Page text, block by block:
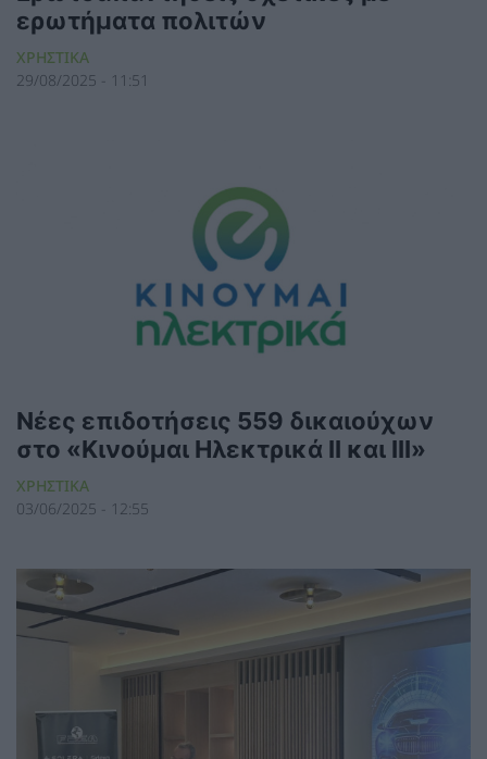
ερωτήματα πολιτών
ΧΡΗΣΤΙΚΑ
29/08/2025 - 11:51
Νέες επιδοτήσεις 559 δικαιούχων
στο «Κινούμαι Ηλεκτρικά ΙΙ και ΙΙΙ»
ΧΡΗΣΤΙΚΑ
03/06/2025 - 12:55